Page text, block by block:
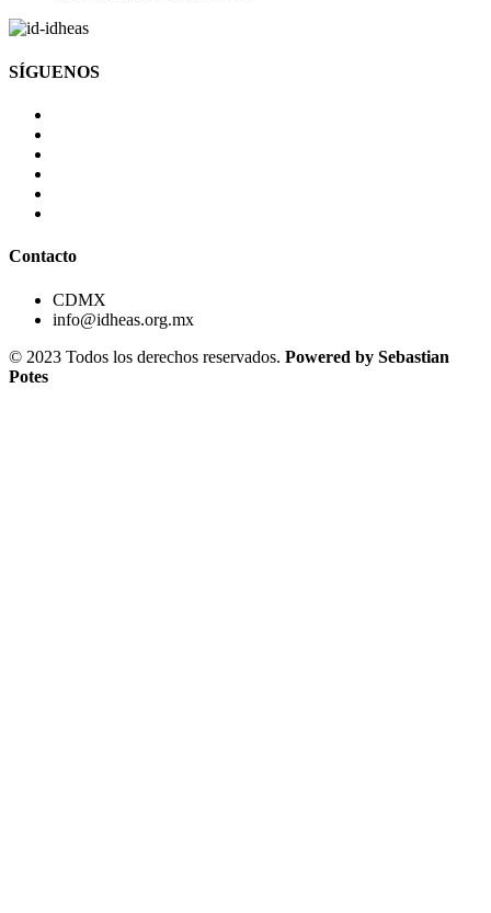
SÍGUENOS
Contacto
CDMX
info@idheas.org.mx
© 2023 Todos los derechos reservados. Powered by Sebastian
Potes